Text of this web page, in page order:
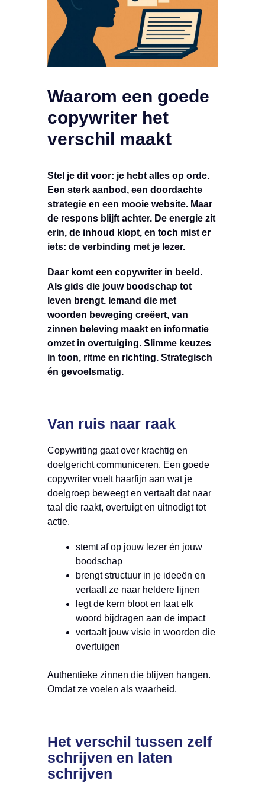
Waarom een goede
copywriter het
verschil maakt
Stel je dit voor: je hebt alles op orde.
Een sterk aanbod, een doordachte
strategie en een mooie website. Maar
de respons blijft achter. De energie zit
erin, de inhoud klopt, en toch mist er
iets: de verbinding met je lezer.
Daar komt een copywriter in beeld.
Als gids die jouw boodschap tot
leven brengt. Iemand die met
woorden beweging creëert, van
zinnen beleving maakt en informatie
omzet in overtuiging. Slimme keuzes
in toon, ritme en richting. Strategisch
én gevoelsmatig.
Van ruis naar raak
Copywriting gaat over krachtig en
doelgericht communiceren. Een goede
copywriter voelt haarfijn aan wat je
doelgroep beweegt en vertaalt dat naar
taal die raakt, overtuigt en uitnodigt tot
actie.
stemt af op jouw lezer én jouw
boodschap
brengt structuur in je ideeën en
vertaalt ze naar heldere lijnen
legt de kern bloot en laat elk
woord bijdragen aan de impact
vertaalt jouw visie in woorden die
overtuigen
Authentieke zinnen die blijven hangen.
Omdat ze voelen als waarheid.
Het verschil tussen zelf
schrijven en laten
schrijven